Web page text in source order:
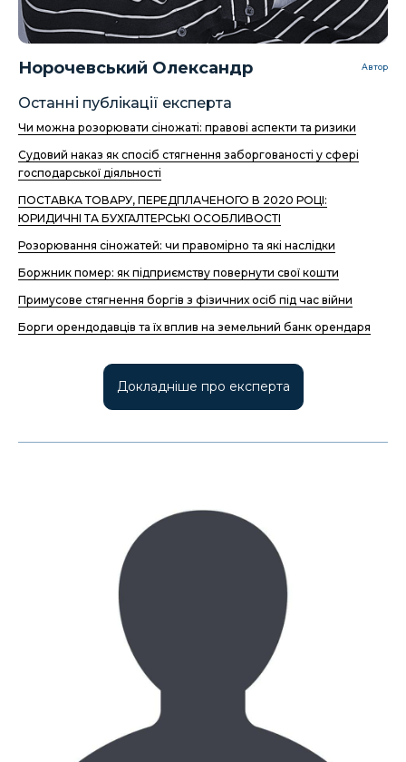
Норочевський Олександр Автор
Останні публікації експерта
Чи можна розорювати сіножаті: правові аспекти та ризики
Судовий наказ як спосіб стягнення заборгованості у сфері
господарської діяльності
ПОСТАВКА ТОВАРУ, ПЕРЕДПЛАЧЕНОГО В 2020 РОЦІ:
ЮРИДИЧНІ ТА БУХГАЛТЕРСЬКІ ОСОБЛИВОСТІ
Розорювання сіножатей: чи правомірно та які наслідки
Боржник помер: як підприємству повернути свої кошти
Примусове стягнення боргів з фізичних осіб під час війни
Борги орендодавців та їх вплив на земельний банк орендаря
Докладніше про експерта